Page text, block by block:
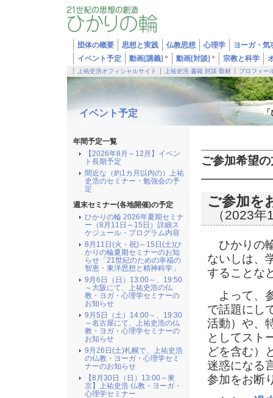
団体の概要 思想と実践 仏教思想 心理学
ヨーガ・気
イベント予定
動画[講義] * 動画[対談] * 宗教と科学
上祐史浩オフィシャルサイト 上祐史浩 書籍 対談 取材 プロフィー
イベント予定 「
ご参加希望
ご参加を
（2023
ひかりの
ないしは、
することな
よって、
で話題にし
活動）や、
としてスト
どを含む）
迷惑になる
参加をお断
年間予定一覧
【2026年8月～12月】イベン
ト長期予定
間近な（約1カ月以内の）上祐
史浩のセミナー・勉強会の予
定
週末セミナー(各地開催)の予定
ひかりの輪 2026年夏期セミナ
ー（8月11日～15日）詳細ス
ケジュール・プログラム内容
8月11日(火・祝)～15日(土)ひ
かりの輪夏期セミナーのお知
らせ「21世紀のための幸福の
智恵・東洋思想と精神科学」
9月6日（日）13:00～、19:50
～大阪にて、上祐史浩の仏
教・ヨガ・心理学セミナーの
お知らせ
9月5日（土）14:00～、19:30
～名古屋にて、上祐史浩の仏
教・ヨガ・心理学セミナーの
お知らせ
9月26日(土)札幌で、上祐史浩
の仏教・ヨーガ・心理学セミ
ナーのお知らせ
【8月30日（日）13:00～東
京】上祐史浩 仏教・ヨーガ・
心理学セミナー